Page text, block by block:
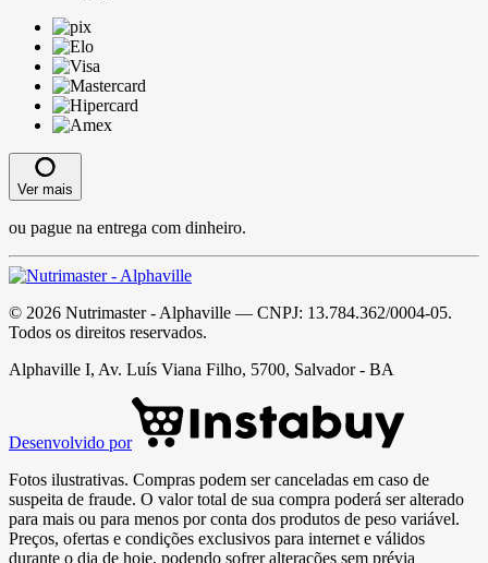
Ver mais
ou pague na entrega com dinheiro.
© 2026 Nutrimaster - Alphaville — CNPJ: 13.784.362/0004-05.
Todos os direitos reservados.
Alphaville I, Av. Luís Viana Filho, 5700, Salvador - BA
Desenvolvido por
Fotos ilustrativas. Compras podem ser canceladas em caso de
suspeita de fraude. O valor total de sua compra poderá ser alterado
para mais ou para menos por conta dos produtos de peso variável.
Preços, ofertas e condições exclusivos para internet e válidos
durante o dia de hoje, podendo sofrer alterações sem prévia